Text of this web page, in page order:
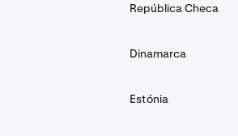
República Checa
Dinamarca
Estónia